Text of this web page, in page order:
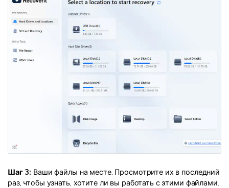
Шаг 3: Ваши файлы на месте. Просмотрите их в последний
раз, чтобы узнать, хотите ли вы работать с этими файлами.